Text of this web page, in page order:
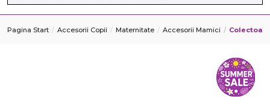
Pagina Start Accesorii Copii Maternitate Accesorii Mamici